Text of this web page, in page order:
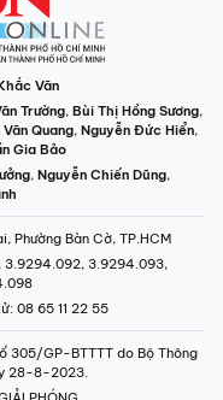
Văn
Trường, Bùi Thị Hồng Sương,
Văn Quang, Nguyễn Đức Hiển,
Gia Bảo
, Nguyễn Chiến Dũng,
Phường Bàn Cờ, TP.HCM
3.9294.092, 3.9294.093,
: 08 65 11 22 55
305/GP-BTTTT do Bộ Thông
28-8-2023.